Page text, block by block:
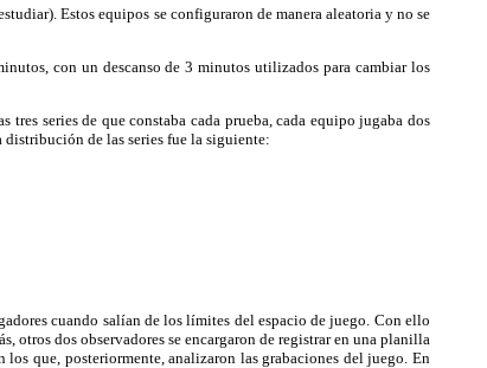
Estos equipos se configuraron de manera aleatoria y no se
con un descanso de 3 minutos utilizados para cambiar los
series de que constaba cada prueba, cada equipo jugaba dos
de las series fue la siguiente:
cuando salían de los límites del espacio de juego. Con ello
otros dos observadores se encargaron de registrar en una planilla
los que, posteriormente, analizaron las grabaciones del juego. En